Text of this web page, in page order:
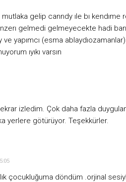
mutlaka gelip canndy ıle bı
gelmedi gelmeyecekte hadi
yapımcı (esma
ıyıkı varsın
izledim. Çok daha fazla
yerlere götürüyor. Teşekkürler.
çocukluğuma döndüm .orjinal